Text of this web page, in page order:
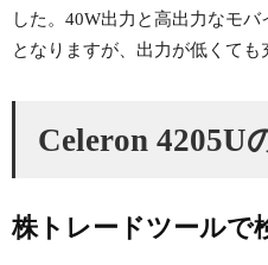
した。40W出力と高出力なモ
となりますが、出力が低くても
Celeron 4205U
株トレードツールで